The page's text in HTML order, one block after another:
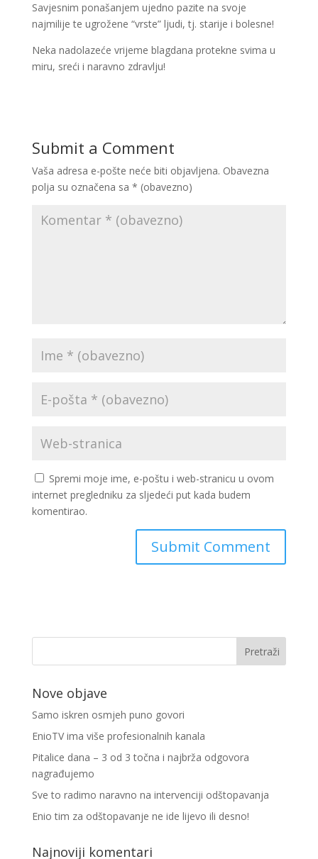
Savjesnim ponašanjem ujedno pazite na svoje
najmilije te ugrožene “vrste” ljudi, tj. starije i bolesne!
Neka nadolazeće vrijeme blagdana protekne svima u
miru, sreći i naravno zdravlju!
Submit a Comment
Vaša adresa e-pošte neće biti objavljena. Obavezna
polja su označena sa * (obavezno)
Spremi moje ime, e-poštu i web-stranicu u ovom
internet pregledniku za sljedeći put kada budem
komentirao.
Nove objave
Samo iskren osmjeh puno govori
EnioTV ima više profesionalnih kanala
Pitalice dana – 3 od 3 točna i najbrža odgovora
nagrađujemo
Sve to radimo naravno na intervenciji odštopavanja
Enio tim za odštopavanje ne ide lijevo ili desno!
Najnoviji komentari